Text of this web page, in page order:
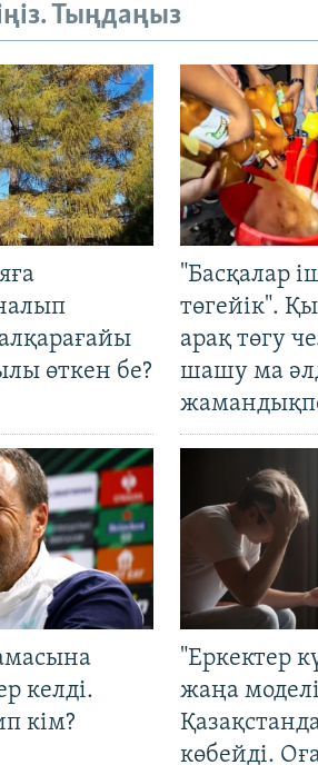
Тыңдаңыз
өткен бе?
"Басқалар
төгейік".
арақ төгу
шашу ма
келді.
кім?
"Еркектер
жаңа
көбейді.